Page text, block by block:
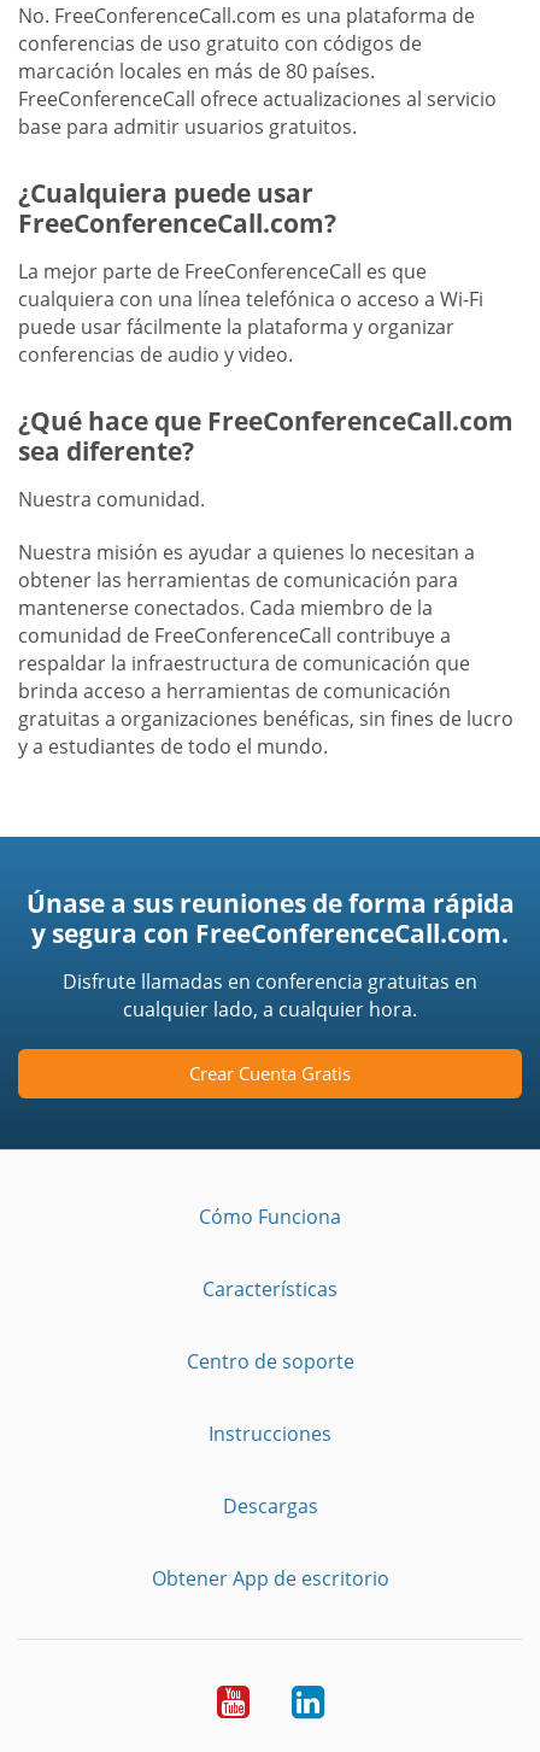
No. FreeConferenceCall.com es una plataforma de
conferencias de uso gratuito con códigos de
marcación locales en más de 80 países.
FreeConferenceCall ofrece actualizaciones al servicio
base para admitir usuarios gratuitos.
¿Cualquiera puede usar
FreeConferenceCall.com?
La mejor parte de FreeConferenceCall es que
cualquiera con una línea telefónica o acceso a Wi-Fi
puede usar fácilmente la plataforma y organizar
conferencias de audio y video.
¿Qué hace que FreeConferenceCall.com
sea diferente?
Nuestra comunidad.
Nuestra misión es ayudar a quienes lo necesitan a
obtener las herramientas de comunicación para
mantenerse conectados. Cada miembro de la
comunidad de FreeConferenceCall contribuye a
respaldar la infraestructura de comunicación que
brinda acceso a herramientas de comunicación
gratuitas a organizaciones benéficas, sin fines de lucro
y a estudiantes de todo el mundo.
Únase a sus reuniones de forma rápida
y segura con FreeConferenceCall.com.
Disfrute llamadas en conferencia gratuitas en
cualquier lado, a cualquier hora.
Crear Cuenta Gratis
Cómo Funciona
Características
Centro de soporte
Instrucciones
Descargas
Obtener App de escritorio
YouTubeLinkedIn